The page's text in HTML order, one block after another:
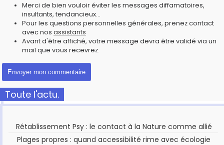
Merci de bien vouloir éviter les messages diffamatoires,
insultants, tendancieux...
Pour les questions personnelles générales, prenez contact
avec nos assistants
Avant d'être affiché, votre message devra être validé via un
mail que vous recevrez.
Toute l'actu.
Rétablissement Psy : le contact à la Nature comme allié
Plages propres : quand accessibilité rime avec écologie